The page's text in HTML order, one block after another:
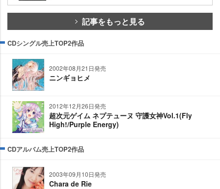
記事をもっと見る
CDシングル売上TOP2作品
2002年08月21日発売
ニンギョヒメ
2012年12月26日発売
超次元ゲイム ネプテューヌ 守護女神Vol.1(Fly
High!/Purple Energy)
CDアルバム売上TOP2作品
2003年09月10日発売
Chara de Rie